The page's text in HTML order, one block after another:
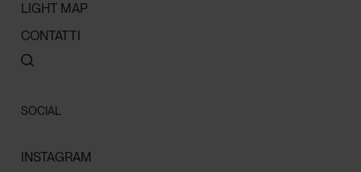
LIGHT MAP
CONTATTI
SOCIAL
INSTAGRAM